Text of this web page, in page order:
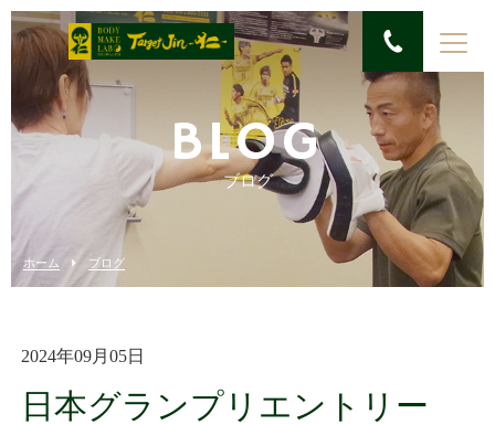
BLOG
ブログ
ホーム ブログ
2024年09月05日
日本グランプリエントリー